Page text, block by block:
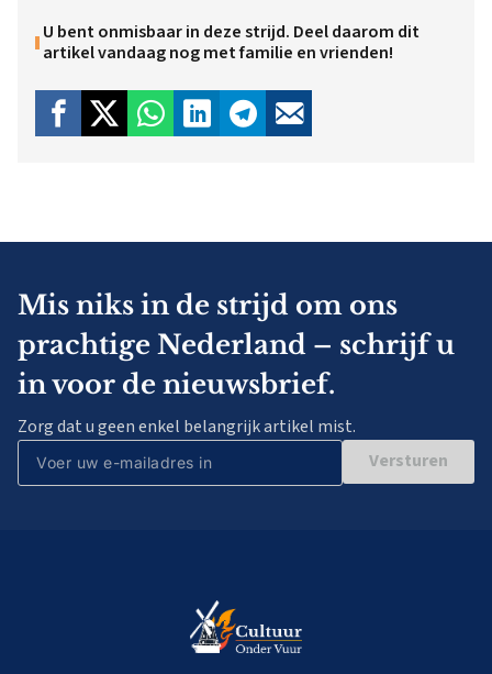
U bent onmisbaar in deze strijd. Deel daarom dit
artikel vandaag nog met familie en vrienden!
Mis niks in de strijd om ons
prachtige Nederland – schrijf u
in voor de nieuwsbrief.
Zorg dat u geen enkel belangrijk artikel mist.
Versturen